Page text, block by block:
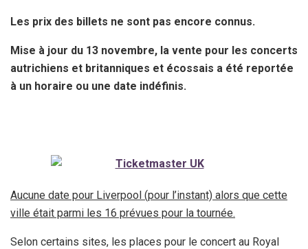
Les prix des billets ne sont pas encore connus.
Mise à jour du 13 novembre, la vente pour les concerts
autrichiens et britanniques et écossais a été reportée
à un horaire ou une date indéfinis.
Aucune date pour Liverpool (pour l’instant) alors que cette
ville était parmi les 16 prévues pour la tournée.
Selon certains sites, les places pour le concert au Royal